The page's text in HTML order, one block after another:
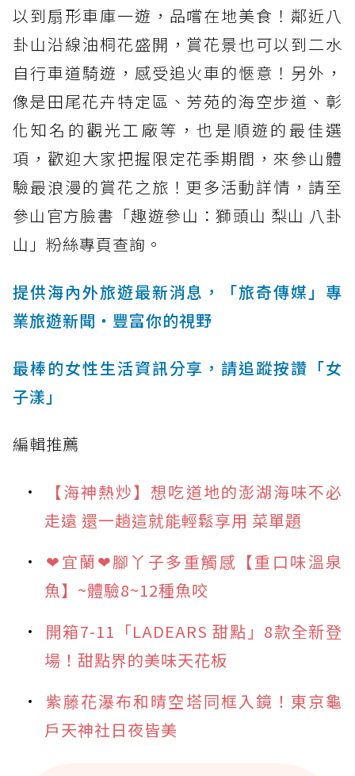
以到扇形車庫一遊，品嚐在地美食！鄰近八
卦山沿線油桐花盛開，賞花景也可以到二水
自行車道騎遊，感受追火車的愜意！另外，
像是田尾花卉特定區、芳苑的海空步道、彰
化知名的觀光工廠等，也是順遊的最佳選
項，歡迎大家把握限定花季期間，來參山體
驗最浪漫的賞花之旅！更多活動詳情，請至
參山官方臉書「趣遊參山：獅頭山 梨山 八卦
山」粉絲專頁查詢。
提供海內外旅遊最新消息，「旅奇傳媒」專
業旅遊新聞‧豐富你的視野
最棒的女性生活資訊分享，請追蹤按讚「女
子漾」
編輯推薦
【海神熱炒】想吃道地的澎湖海味不必
走遠 還一趟這就能輕鬆享用 菜單題
❤宜蘭❤腳丫子多重觸感【重口味溫泉
魚】~體驗8~12種魚咬
開箱7-11「LADEARS 甜點」8款全新登
場！甜點界的美味天花板
紫藤花瀑布和晴空塔同框入鏡！東京龜
戶天神社日夜皆美